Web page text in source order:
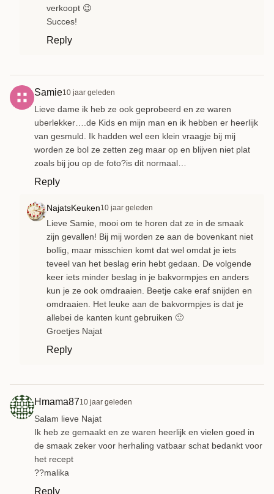
verkoopt 😉
Succes!
Reply
Samie10 jaar geleden
Lieve dame ik heb ze ook geprobeerd en ze waren
uberlekker….de Kids en mijn man en ik hebben er heerlijk
van gesmuld. Ik hadden wel een klein vraagje bij mij
worden ze bol ze zetten zeg maar op en blijven niet plat
zoals bij jou op de foto?is dit normaal…
Reply
NajatsKeuken10 jaar geleden
Lieve Samie, mooi om te horen dat ze in de smaak
zijn gevallen! Bij mij worden ze aan de bovenkant niet
bollig, maar misschien komt dat wel omdat je iets
teveel van het beslag erin hebt gedaan. De volgende
keer iets minder beslag in je bakvormpjes en anders
kun je ze ook omdraaien. Beetje cake eraf snijden en
omdraaien. Het leuke aan de bakvormpjes is dat je
allebei de kanten kunt gebruiken 🙂
Groetjes Najat
Reply
Hmama8710 jaar geleden
Salam lieve Najat
Ik heb ze gemaakt en ze waren heerlijk en vielen goed in
de smaak zeker voor herhaling vatbaar schat bedankt voor
het recept
??malika
Reply